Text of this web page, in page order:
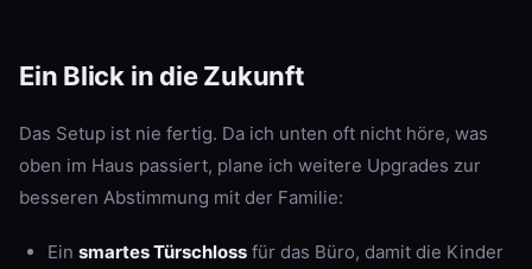
Ein Blick in die Zukunft
Das Setup ist nie fertig. Da ich unten oft nicht höre, was
oben im Haus passiert, plane ich weitere Upgrades zur
besseren Abstimmung mit der Familie:
Ein smartes Türschloss für das Büro, damit die Kinder